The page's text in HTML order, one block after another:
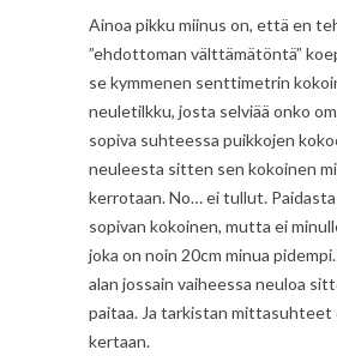
Ainoa pikku miinus on, että en
”ehdottoman välttämätöntä”
se kymmenen senttimetrin
neuletilkku, josta selviää onko
sopiva suhteessa puikkojen
neuleesta sitten sen kokoinen
kerrotaan. No… ei tullut.
sopivan kokoinen, mutta ei
joka on noin 20cm minua
alan jossain vaiheessa neuloa
paitaa. Ja tarkistan mittasuhteet
kertaan.